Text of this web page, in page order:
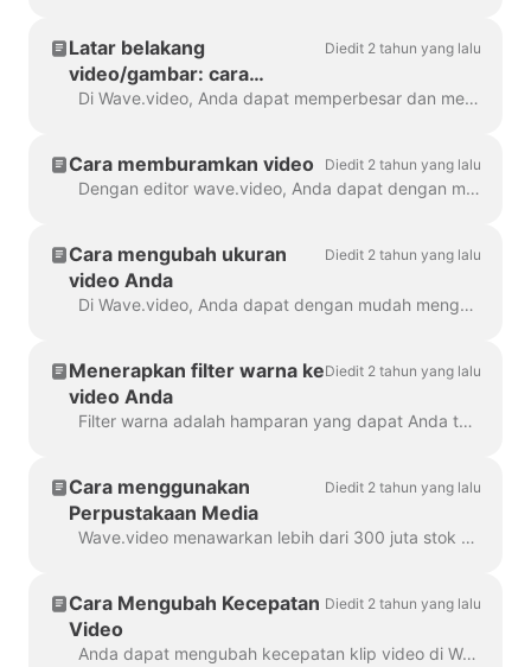
Latar belakang
video/gambar: cara
memperbesar dan
Diedit 2 tahun yang lalu
Di Wave.video, Anda dapat memperbesar dan memperkecil video atau gambar. Untuk memperbesar/memperkecil, buka langkah Edit dan beralih ke tab "Video/Gambar" (latar...
Cara memburamkan video Diedit 2 tahun yang lalu
Dengan editor wave.video, Anda dapat dengan mudah memburamkan atau membuat piksel objek atau teks apa pun dalam video. Pertama, buka editor dan pilih "Overlay & Stiker", lalu ...
Cara mengubah ukuran
video Anda
Diedit 2 tahun yang lalu
Di Wave.video, Anda dapat dengan mudah mengubah ukuran video Anda ke rasio aspek yang berbeda. Di Editor pada langkah 'Ubah Ukuran Video', Anda dapat memilih format baru untuk ...
Menerapkan filter warna ke
video Anda
Diedit 2 tahun yang lalu
Filter warna adalah hamparan yang dapat Anda tambahkan ke video Anda. Filter ini sangat membantu ketika Anda ingin memberikan tampilan merek yang konsisten pada video Anda dan membuat...
Cara menggunakan
Perpustakaan Media
Diedit 2 tahun yang lalu
Wave.video menawarkan lebih dari 300 juta stok klip video dan gambar, tetapi ada juga sejumlah fitur yang telah digunakan oleh pengguna dan staf kami untuk...
Cara Mengubah Kecepatan
Video
Diedit 2 tahun yang lalu
Anda dapat mengubah kecepatan klip video di Wave.video. Untuk melakukannya, buka langkah Edit dan pilih kecepatan yang Anda inginkan. Secara default, kecepatan video adalah ...